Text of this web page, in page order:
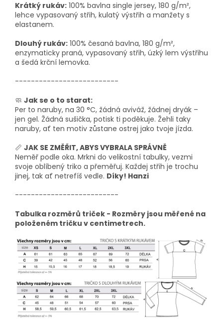
Krátký rukáv: 100% bavlna single jersey, 180 g/m²,
lehce vypasovaný střih, kulatý výstřih a manžety s
elastanem.
Dlouhý rukáv: 100% česaná bavlna, 180 g/m²,
enzymaticky praná, vypasovaný střih, úzký lem výstřihu
a šedá krční lemovka.
--------------------------
🧼 Jak se o to starat:
Per to naruby, na 30 °C, žádná aviváž, žádnej dryák –
jen gel. Žádná sušička, potisk ti poděkuje. Žehli taky
naruby, ať ten motiv zůstane ostrej jako tvoje jízda.
📏 JAK SE ZMĚŘIT, ABYS VYBRALA SPRÁVNĚ
Neměř podle oka. Mrkni do velikostní tabulky, vezmi
svoje oblíbený triko a přeměřuj. Každej střih je trochu
jinej, tak ať netrefíš vedle. Díky! Hanzi
--------------------------
Tabulka rozměrů triček - Rozměry jsou měřené na
položeném tričku v centimetrech.